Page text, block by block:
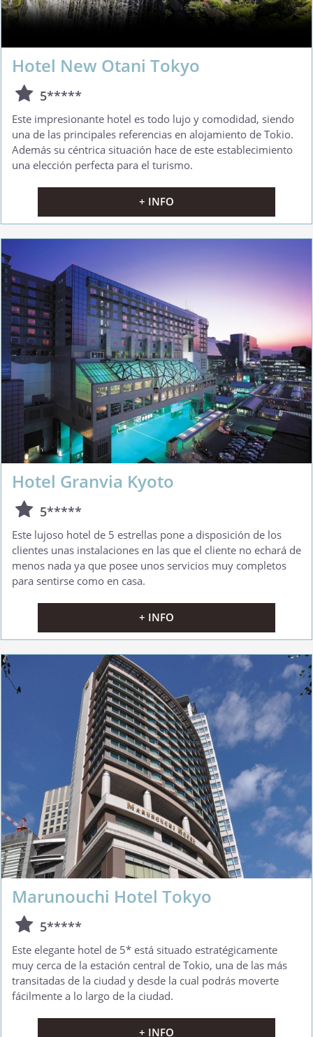
Hotel New Otani Tokyo
5*****
Este impresionante hotel es todo lujo y comodidad, siendo
una de las principales referencias en alojamiento de Tokio.
Además su céntrica situación hace de este establecimiento
una elección perfecta para el turismo.
+ INFO
Hotel Granvia Kyoto
5*****
Este lujoso hotel de 5 estrellas pone a disposición de los
clientes unas instalaciones en las que el cliente no echará de
menos nada ya que posee unos servicios muy completos
para sentirse como en casa.
+ INFO
Marunouchi Hotel Tokyo
5*****
Este elegante hotel de 5* está situado estratégicamente
muy cerca de la estación central de Tokio, una de las más
transitadas de la ciudad y desde la cual podrás moverte
fácilmente a lo largo de la ciudad.
+ INFO